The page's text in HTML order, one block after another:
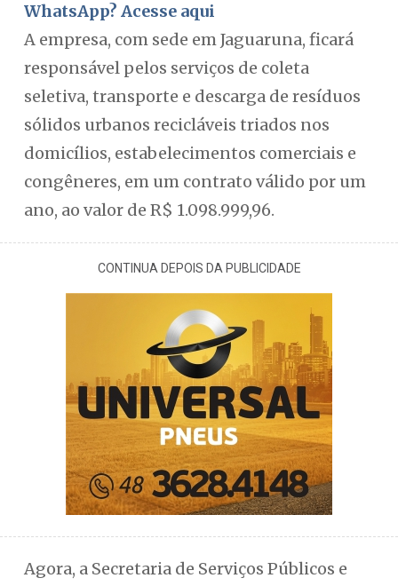
WhatsApp? Acesse aqui
A empresa, com sede em Jaguaruna, ficará
responsável pelos serviços de coleta
seletiva, transporte e descarga de resíduos
sólidos urbanos recicláveis triados nos
domicílios, estabelecimentos comerciais e
congêneres, em um contrato válido por um
ano, ao valor de R$ 1.098.999,96.
CONTINUA DEPOIS DA PUBLICIDADE
Agora, a Secretaria de Serviços Públicos e